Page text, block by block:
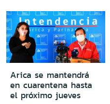
Arica se mantendrá
en cuarentena hasta
el próximo jueves